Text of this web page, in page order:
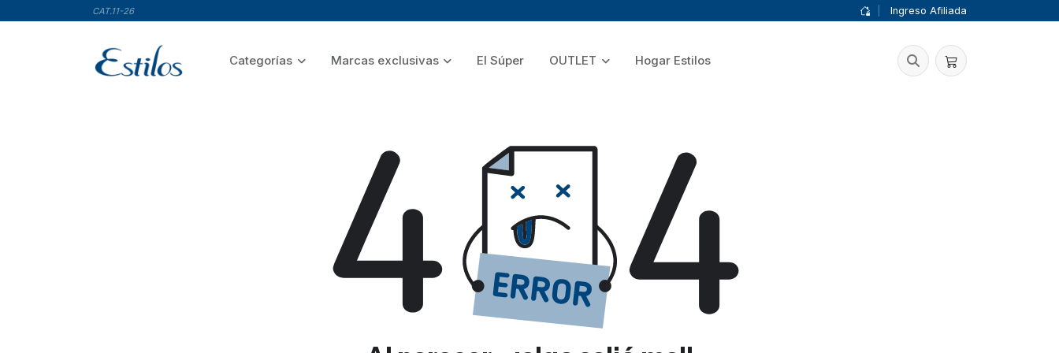
CAT.11-26 Ingreso Afiliada
Categorías Marcas exclusivas El Súper OUTLET Hogar Estilos